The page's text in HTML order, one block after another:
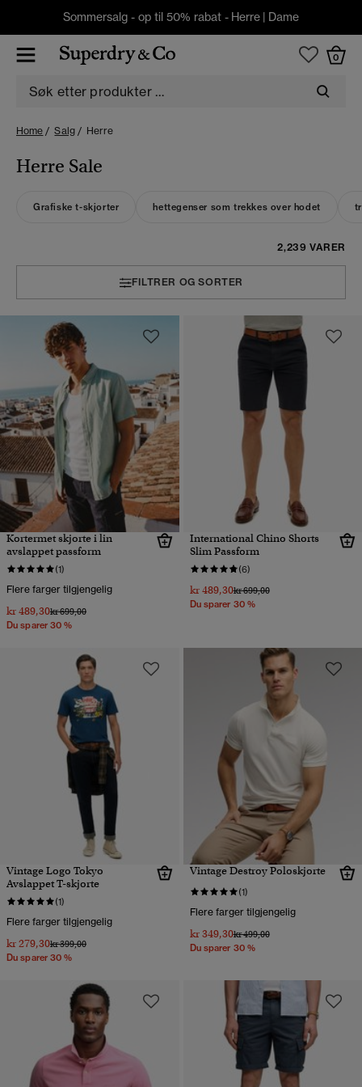
Sommersalg - op til 50% rabat - Herre | Dame
0
Home Salg Herre
Herre Sale
Grafiske t-skjorter hettegenser som trekkes over hodet
2,239 VARER
FILTRER OG SORTER
Kortermet skjorte i lin
avslappet passform
(1)
Flere farger tilgjengelig
kr 489,30Pris nedsatt fra
kr 699,00til
Du sparer 30 %
International Chino Shorts
Slim Passform
(6)
kr 489,30Pris nedsatt fra
kr 699,00til
Du sparer 30 %
Vintage Logo Tokyo
Avslappet T-skjorte
(1)
Flere farger tilgjengelig
kr 279,30Pris nedsatt fra
kr 399,00til
Du sparer 30 %
Vintage Destroy Poloskjorte
(1)
Flere farger tilgjengelig
kr 349,30Pris nedsatt fra
kr 499,00til
Du sparer 30 %